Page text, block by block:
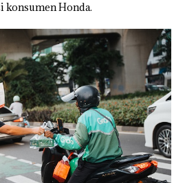
konsumen Honda.